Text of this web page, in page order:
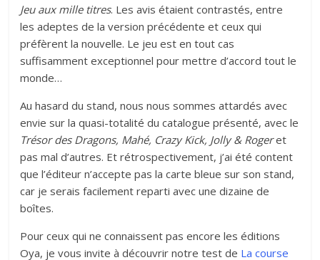
Jeu aux mille titres. Les avis étaient contrastés, entre
les adeptes de la version précédente et ceux qui
préfèrent la nouvelle. Le jeu est en tout cas
suffisamment exceptionnel pour mettre d’accord tout le
monde…
Au hasard du stand, nous nous sommes attardés avec
envie sur la quasi-totalité du catalogue présenté, avec le
Trésor des Dragons, Mahé, Crazy Kick, Jolly & Rogeret
pas mal d’autres. Et rétrospectivement, j’ai été content
que l’éditeur n’accepte pas la carte bleue sur son stand,
car je serais facilement reparti avec une dizaine de
boîtes.
Pour ceux qui ne connaissent pas encore les éditions
Oya, je vous invite à découvrir notre test de La course